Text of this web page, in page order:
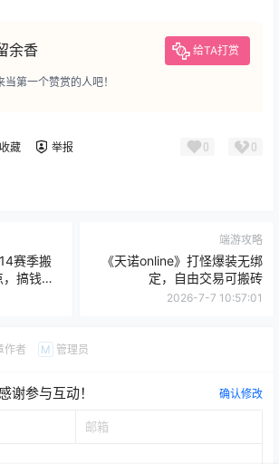
个门票，最好是4人组队AA，这样打的
会拿到神话装备。
来还愿！